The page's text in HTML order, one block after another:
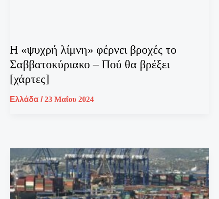
Η «ψυχρή λίμνη» φέρνει βροχές το
Σαββατοκύριακο – Πού θα βρέξει
[χάρτες]
Ελλάδα /23 Μαΐου 2024